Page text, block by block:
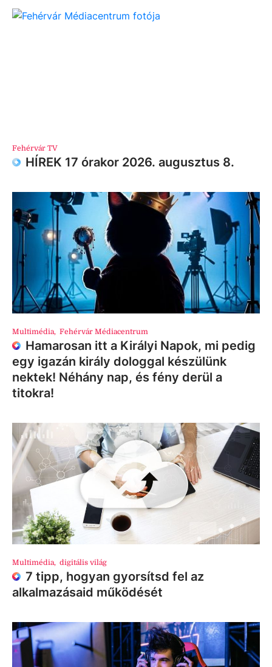
Fehérvár TV
HÍREK 17 órakor 2026. augusztus 8.
Multimédia, Fehérvár Médiacentrum
Hamarosan itt a Királyi Napok, mi pedig
egy igazán király dologgal készülünk
nektek! Néhány nap, és fény derül a
titokra!
Multimédia, digitális világ
7 tipp, hogyan gyorsítsd fel az
alkalmazásaid működését